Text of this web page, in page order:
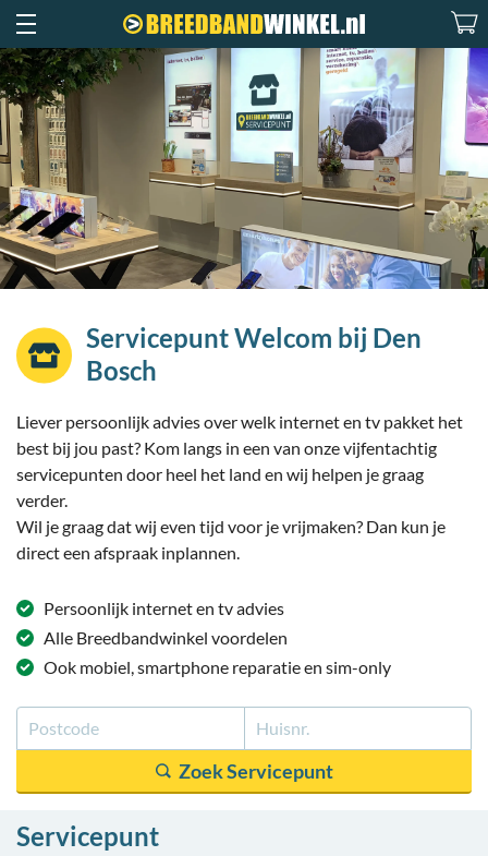
Servicepunt Welcom bij Den
Bosch
Liever persoonlijk advies over welk internet en tv pakket het
best bij jou past? Kom langs in een van onze vijfentachtig
servicepunten door heel het land en wij helpen je graag
verder.
Wil je graag dat wij even tijd voor je vrijmaken? Dan kun je
direct een afspraak inplannen.
Persoonlijk internet en tvadvies
Alle Breedbandwinkel voordelen
Ook mobiel, smartphone reparatieen sim-only
Servicepunt